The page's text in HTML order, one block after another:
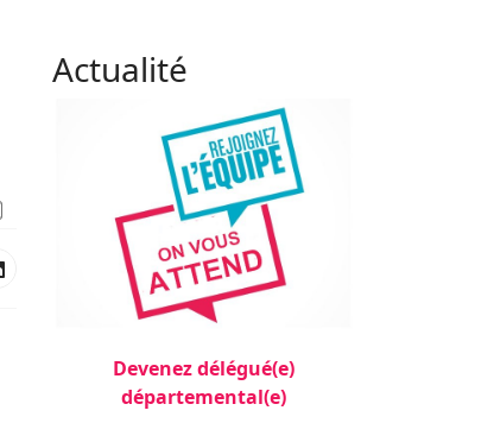
Actualité
Devenez délégué(e)
départemental(e)